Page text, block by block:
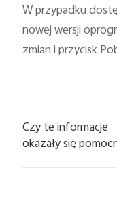
W przypadku
nowej wersji
zmian i przycisk
Czy te informacje
okazały się